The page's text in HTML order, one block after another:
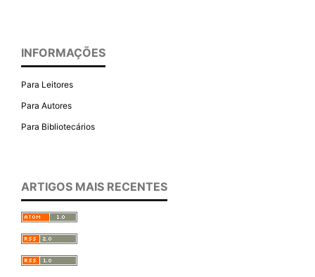
INFORMAÇÕES
Para Leitores
Para Autores
Para Bibliotecários
ARTIGOS MAIS RECENTES